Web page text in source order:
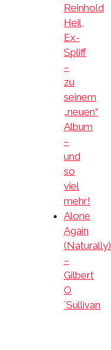
Reinhold
Heil,
Ex-
Spliff
–
zu
seinem
„neuen“
Album
–
und
so
viel
mehr!
Alone
Again
(Naturally)
–
Gilbert
O
´Sullivan